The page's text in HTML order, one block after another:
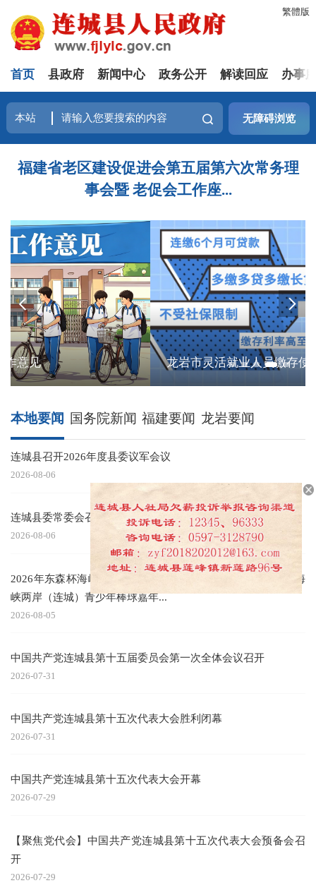
繁體版
首页 县政府 新闻中心 政务公开 解读回应 办事
无障碍浏览
福建省老区建设促进会第五届第六次常务理
事会暨 老促会工作座...
龙岩市灵活就业人员缴存使用住房公积金实施细则
本地要闻 国务院新闻 福建要闻 龙岩要闻
连城县召开2026年度县委议军会议
2026-08-06
连城县委常委会召开会议
2026-08-06
2026年东森杯海峡两岸（连城）青少年棒球邀请赛暨第七届海
峡两岸（连城）青少年棒球嘉年...
2026-08-05
中国共产党连城县第十五届委员会第一次全体会议召开
2026-07-31
中国共产党连城县第十五次代表大会胜利闭幕
2026-07-31
中国共产党连城县第十五次代表大会开幕
2026-07-29
【聚焦党代会】中国共产党连城县第十五次代表大会预备会召
开
2026-07-29